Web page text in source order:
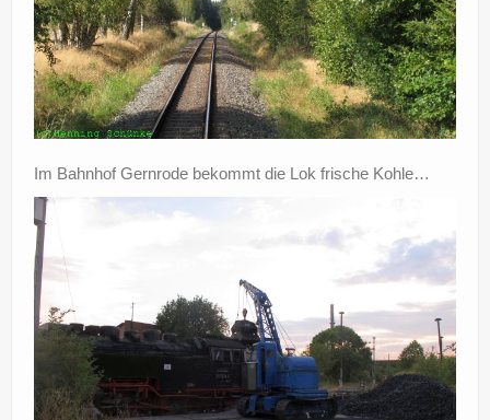
Im Bahnhof Gernrode bekommt die Lok frische Kohle…